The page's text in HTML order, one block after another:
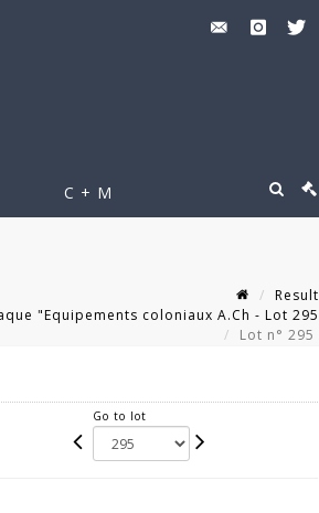
C + M
Result
"Equipements coloniaux A.Ch - Lot 295
Lot n° 295
Go to lot